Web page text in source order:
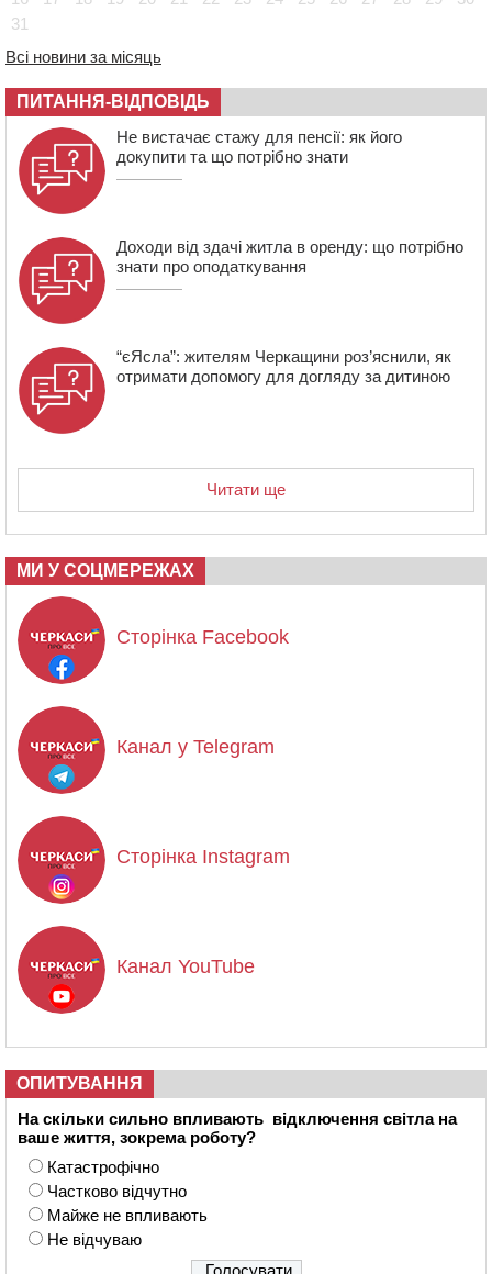
14:31
зерна нового врожаю
13:40 На Кам’янщині сталася масштабна пожежа
сміттєзвалища
31
Всі новини за місяць
ПИТАННЯ-ВІДПОВІДЬ
Не вистачає стажу для пенсії: як його
докупити та що потрібно знати
Доходи від здачі житла в оренду: що потрібно
знати про оподаткування
“єЯсла”: жителям Черкащини роз’яснили, як
отримати допомогу для догляду за дитиною
Читати ще
МИ У СОЦМЕРЕЖАХ
Сторінка Facebook
Канал у Telegram
Сторінка Instagram
Канал YouTube
ОПИТУВАННЯ
На скільки сильно впливають відключення світла на
ваше життя, зокрема роботу?
Катастрофічно
Частково відчутно
Майже не впливають
Не відчуваю